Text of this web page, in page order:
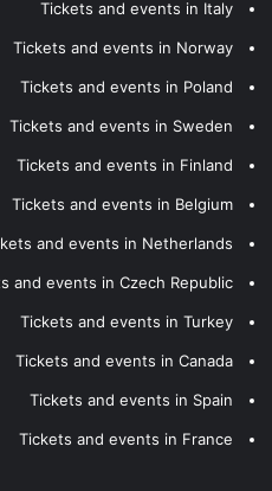
Tickets and events in Italy
Tickets and events in Norway
Tickets and events in Poland
Tickets and events in Sweden
Tickets and events in Finland
Tickets and events in Belgium
and events in Netherlands
and events in Czech Republic
Tickets and events in Turkey
Tickets and events in Canada
Tickets and events in Spain
Tickets and events in France